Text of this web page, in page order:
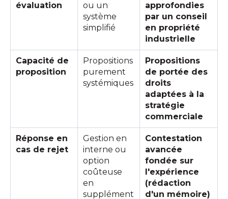
évaluation
ou un
système
simplifié
approfondies
par un conseil
en propriété
industrielle
Capacité de
proposition
Propositions
purement
systémiques
Propositions
de portée des
droits
adaptées à la
stratégie
commerciale
Réponse en
cas de rejet
Gestion en
interne ou
option
coûteuse
en
supplément
Contestation
avancée
fondée sur
l'expérience
(rédaction
d'un mémoire)